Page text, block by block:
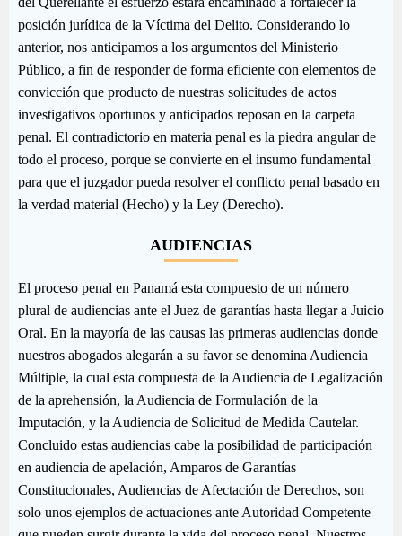
posición jurídica de la Víctima del Delito. Considerando lo
anterior, nos anticipamos a los argumentos del Ministerio
Público, a fin de responder de forma eficiente con elementos de
convicción que producto de nuestras solicitudes de actos
investigativos oportunos y anticipados reposan en la carpeta
penal. El contradictorio en materia penal es la piedra angular de
todo el proceso, porque se convierte en el insumo fundamental
para que el juzgador pueda resolver el conflicto penal basado en
la verdad material (Hecho) y la Ley (Derecho).
AUDIENCIAS
El proceso penal en Panamá esta compuesto de un número
plural de audiencias ante el Juez de garantías hasta llegar a Juicio
Oral. En la mayoría de las causas las primeras audiencias donde
nuestros abogados alegarán a su favor se denomina Audiencia
Múltiple, la cual esta compuesta de la Audiencia de Legalización
de la aprehensión, la Audiencia de Formulación de la
Imputación, y la Audiencia de Solicitud de Medida Cautelar.
Concluido estas audiencias cabe la posibilidad de participación
en audiencia de apelación, Amparos de Garantías
Constitucionales, Audiencias de Afectación de Derechos, son
solo unos ejemplos de actuaciones ante Autoridad Competente